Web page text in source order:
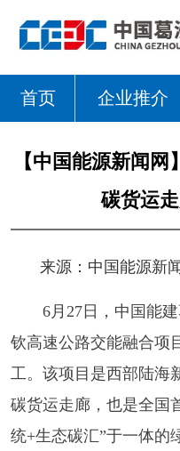
首页 企业推介
【中国能源新闻
碳货运
来源： 中国能源新
6月27日，中国能
钦高速公路交能融合项
工。该项目是西部陆海
碳货运走廊，也是全国
统+生态碳汇”于一体的